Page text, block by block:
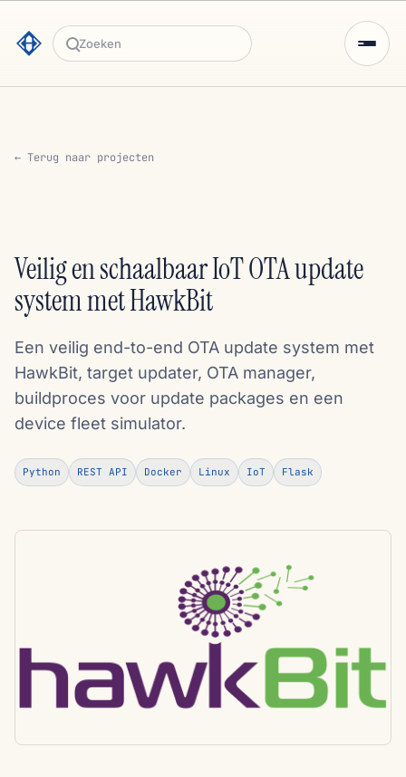
Zoeken
← Terug naar projecten
Veilig en schaalbaar IoT OTA update
system met HawkBit
Een veilig end-to-end OTA update system met
HawkBit, target updater, OTA manager,
buildproces voor update packages en een
device fleet simulator.
Python REST API Docker Linux IoT Flask